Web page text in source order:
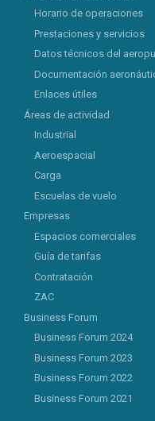
Horario de operaciones
Prestaciones y servicios
Datos técnicos del
Documentación
Enlaces útiles
Áreas de actividad
Industrial
Aeroespacial
Carga
Escuelas de vuelo
Empresas
Espacios comerciales
Guía de tarifas
Contratación
ZAC
Business Forum
Business Forum 2024
Business Forum 2023
Business Forum 2022
Business Forum 2021